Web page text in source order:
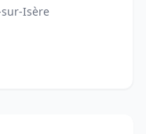
sur-Isère